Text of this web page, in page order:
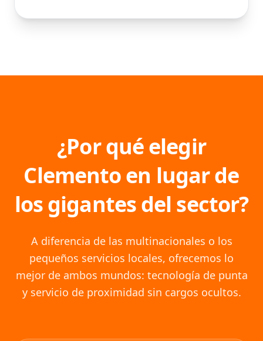
¿Por qué elegir
Clemento en lugar de
los gigantes del sector?
A diferencia de las multinacionales o los
pequeños servicios locales, ofrecemos lo
mejor de ambos mundos: tecnología de punta
y servicio de proximidad sin cargos ocultos.